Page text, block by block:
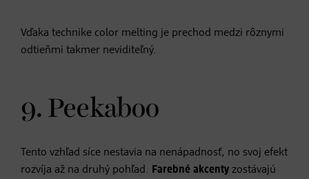
Vďaka technike color melting je prechod medzi rôznymi
odtieňmi takmer neviditeľný.
9. Peekaboo
Tento vzhľad síce nestavia na nenápadnosť, no svoj efekt
rozvíja až na druhý pohľad. Farebné akcenty zostávajú